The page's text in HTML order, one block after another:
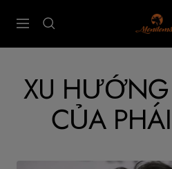
quaĐiều
Menitems
XU
CỦA